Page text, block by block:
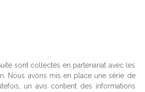
sont collectés en partenariat avec les
Nous avons mis en place une série de
un avis contient des informations